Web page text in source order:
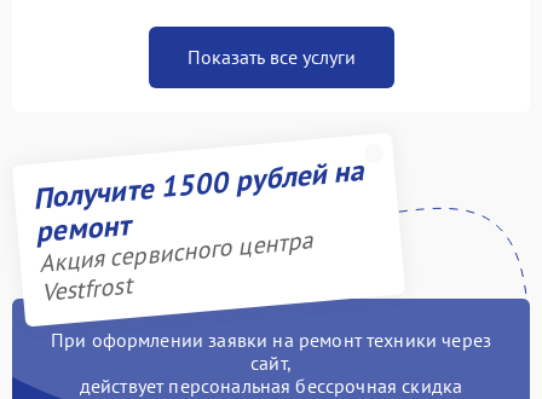
Показать все услуги
Получите 1500 рублей на
ремонт
Акция сервисного центра
Vestfrost
При оформлении заявки на ремонт техники через
сайт,
действует персональная бессрочная скидка